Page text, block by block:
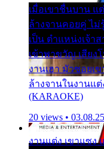
เมื่อเขาชื่นบาน แ
ล้างจานคอยคู่ ไม่
เป็น ตำแหน่งเจ้า
เข้าพาขวัญ เสียง
งานเฮา มัวซอยเ
ล้างจานในงานแต่
(KARAOKE)
20 views •
งานแต่ง เขาแซง